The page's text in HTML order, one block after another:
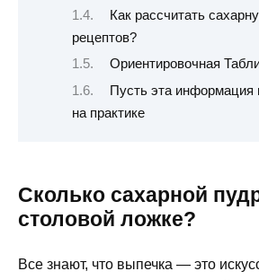
Как рассчитать
рецептов?
Ориентировочная
Пусть эта информация
на практике
Сколько сахарной
столовой ложке?
Все знают, что выпечка — это